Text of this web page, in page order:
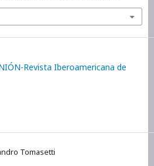
Revista Iberoamericana de
Tomasetti